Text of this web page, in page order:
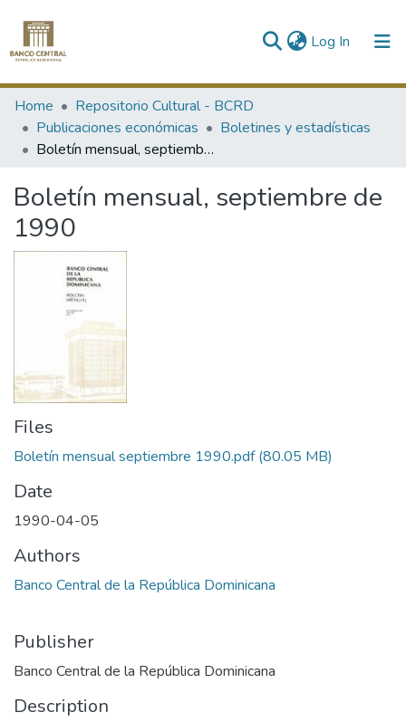
Log In (current)
Communities & Collections
All of DSpace
Home
Repositorio Cultural - BCRD
Publicaciones económicas
Boletines y estadísticas
Boletín mensual, septiembre de 1990
Boletín mensual, septiembre de
1990
Files
Boletín mensual septiembre 1990.pdf(80.05 MB)
Date
1990-04-05
Authors
Banco Central de la República Dominicana
Publisher
Banco Central de la República Dominicana
Description